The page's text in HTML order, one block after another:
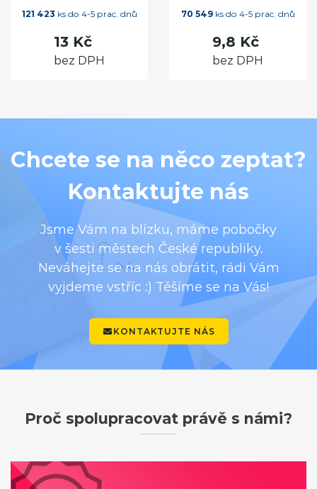
121 423 ks do 4-5 prac. dnů
13 Kč
bez DPH
70 549ks do 4-5 prac. dnů
9,8 Kč
bez DPH
Chcete se na něco zeptat?
Kontaktujte nás
Jsme Vám na blízku, máme pobočky
v šesti městech České republiky.
Neváhejte se na nás obrátit, rádi Vám
vyjdeme vstříc :) Těšíme se na Vás!
KONTAKTUJTE NÁS
Proč spolupracovat právě s námi?